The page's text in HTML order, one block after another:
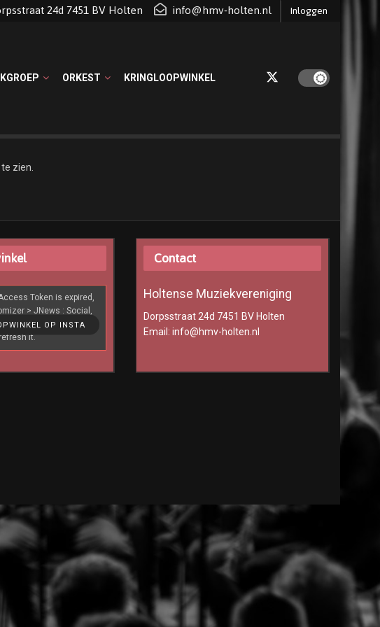
24d 7451 BV Holten info@hmv-holten.nl Inloggen
ORKEST KRINGLOOPWINKEL
zien.
OP INSTA
Token is expired,
> JNews : Social,
Feed Setting, to
it.
Contact
Holtense Muziekvereniging
Dorpsstraat 24d 7451 BV Holten
Email: info@hmv-holten.nl